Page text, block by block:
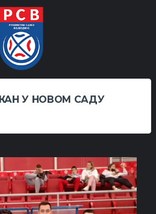
У НОВОМ САДУ